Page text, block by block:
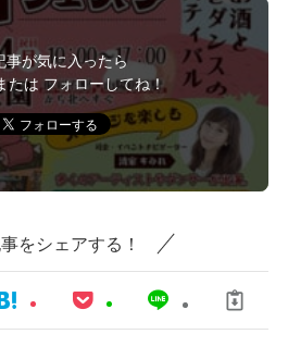
事が気に入ったら
たは フォローしてね！
をシェアする！